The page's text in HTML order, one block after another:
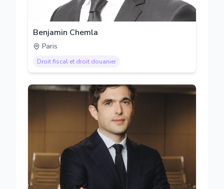
Benjamin Chemla
Paris
Droit fiscal et droit douanier